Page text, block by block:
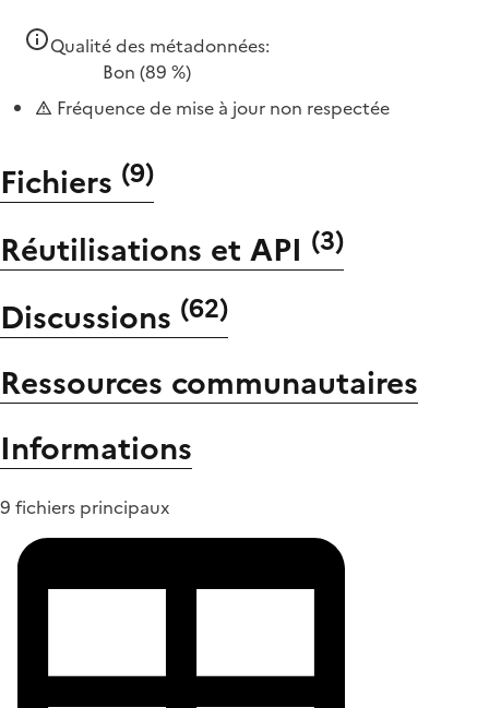
Qualité des métadonnées:
Bon (89 %)
Fréquence de mise à jour non respectée
Fichiers (9)
Réutilisations et API (3)
Discussions (62)
Ressources communautaires
Informations
9 fichiers principaux